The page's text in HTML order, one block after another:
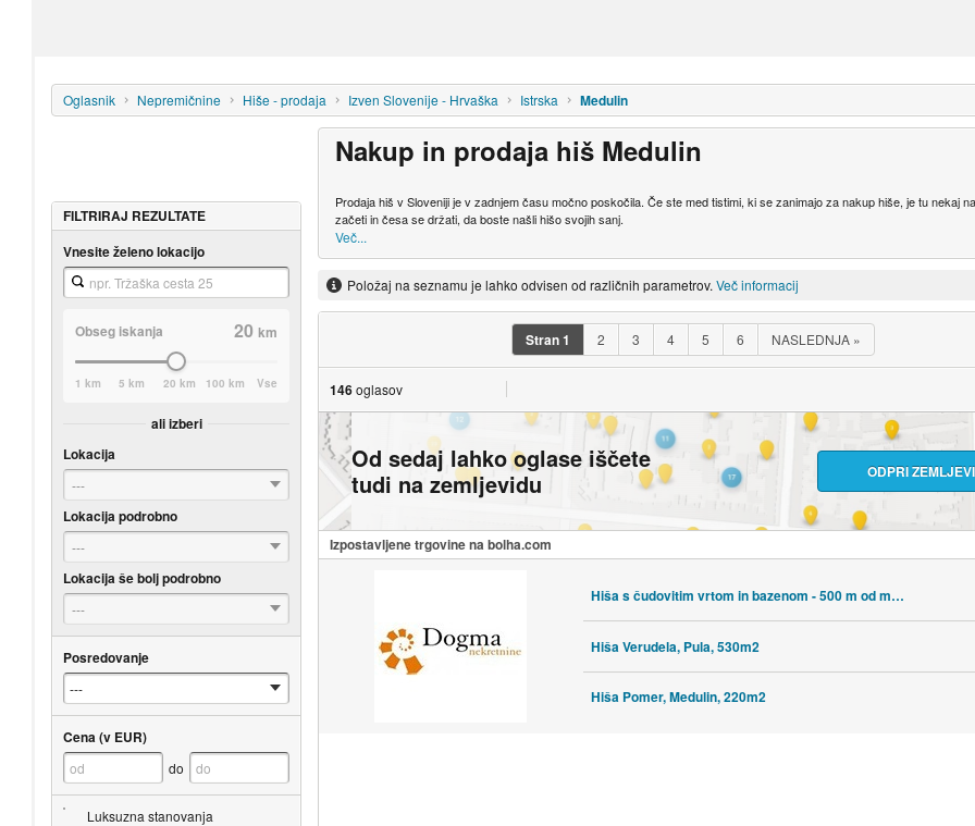
Oglasnik Nepremičnine Hiše - prodaja Izven Slovenije - Hrvaška Istrska Medulin
Nakup in prodaja hiš Medulin
Prodaja hiš v Sloveniji je v zadnjem času močno poskočila. Če ste med tistimi, ki se zanimajo za nakup hiše, je tu nekaj
začeti in česa se držati, da boste našli hišo svojih sanj.
Več...
Položaj na seznamu je lahko odvisen od različnih parametrov. Več informacij
Stran1 2 3 4 5 6 NASLEDNJA »
146oglasov
Od sedaj lahko oglase iščete
tudi na zemljevidu
ODPRI
Izpostavljene trgovine na bolha.com
Hiša s čudovitim vrtom in bazenom - 500 m od morja
Hiša Verudela, Pula, 530m2
Hiša Pomer, Medulin, 220m2
FILTRIRAJ REZULTATE
Vnesite želeno lokacijo
Obseg iskanja 20km
1 km 5 km 20 km 100 km Vse
ali izberi
Lokacija
---
Lokacija podrobno
---
Lokacija še bolj podrobno
---
Posredovanje
Cena (v EUR)
do
Luksuzna stanovanja